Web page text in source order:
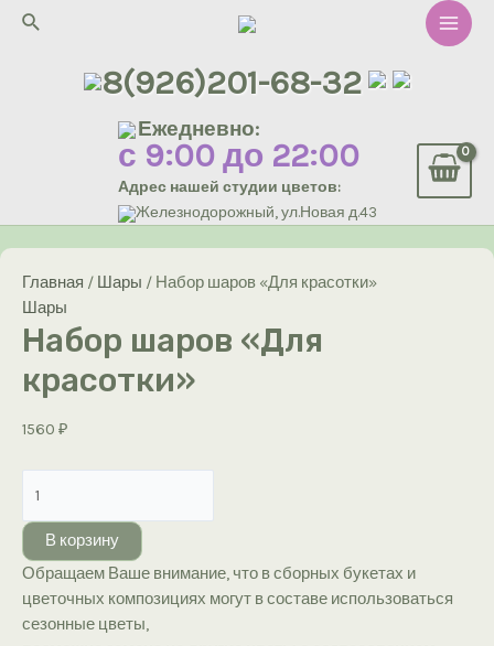
Перейти
Поиск
Main
8(926)201-68-32
Ежедневно:
с 9:00 до 22:00
Адрес нашей студии цветов:
Железнодорожный, ул.Новая д.43
Главная / Шары / Набор шаров «Для красотки»
Шары
Набор шаров «Для
красотки»
1560 ₽
товара
Набор
шаров
«Для
красотки»
В корзину
Обращаем Ваше внимание, что в сборных букетах и
цветочных композициях могут в составе использоваться
сезонные цветы,